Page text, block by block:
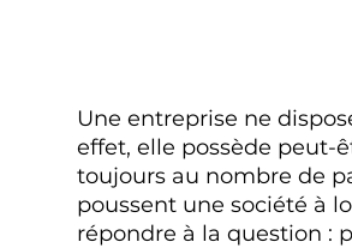
Une entreprise ne
effet, elle possède peut-
toujours au nombre de
poussent une société à
répondre à la question :